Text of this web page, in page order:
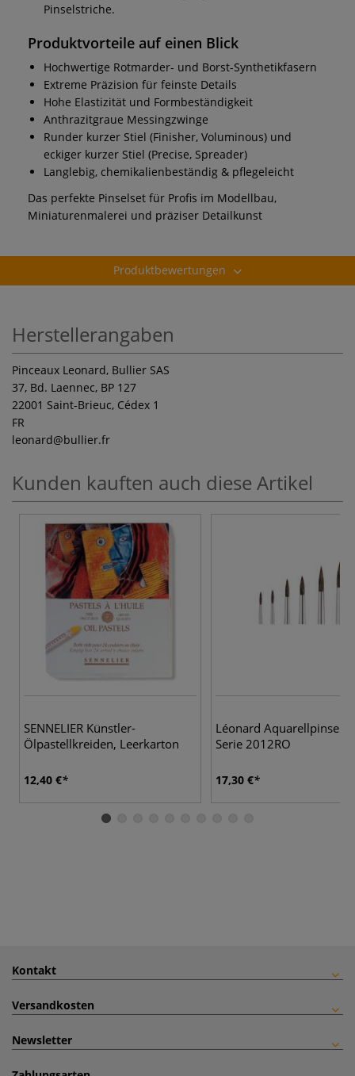
Pinselstriche.
Produktvorteile auf einen Blick
Hochwertige Rotmarder- und Borst-Synthetikfasern
Extreme Präzision für feinste Details
Hohe Elastizität und Formbeständigkeit
Anthrazitgraue Messingzwinge
Runder kurzer Stiel (Finisher, Voluminous) und
eckiger kurzer Stiel (Precise, Spreader)
Langlebig, chemikalienbeständig & pflegeleicht
Das perfekte Pinselset für Profis im Modellbau,
Miniaturenmalerei und präziser Detailkunst
Produktbewertungen
Herstellerangaben
Pinceaux Leonard, Bullier SAS
37, Bd. Laennec, BP 127
22001 Saint-Brieuc, Cédex 1
FR
leonard@bullier.fr
Kunden kauften auch diese Artikel
SENNELIER Künstler-
Ölpastellkreiden, Leerkarton
12,40 €
Léonard Aquarellpinsel-
Serie 2012RO
17,30 €
Kontakt
Versandkosten
Newsletter